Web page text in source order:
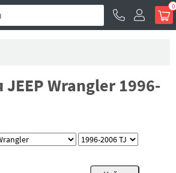
0
Wrangler 1996-